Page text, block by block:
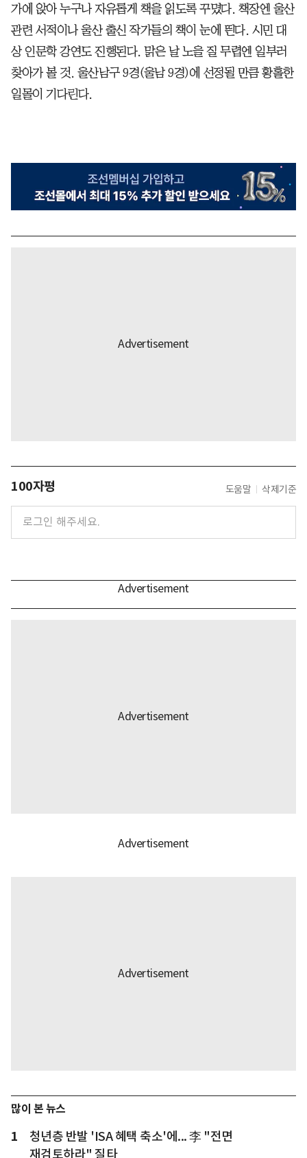
가에 앉아 누구나 자유롭게 책을 읽도록 꾸몄다. 책장엔 울산
관련 서적이나 울산 출신 작가들의 책이 눈에 띈다. 시민 대
상 인문학 강연도 진행된다. 맑은 날 노을 질 무렵엔 일부러
찾아가 볼 것. 울산남구 9경(울남 9경)에 선정될 만큼 황홀한
일몰이 기다린다.
100자평 도움말 삭제기준
많이 본 뉴스
1
청년층 반발 'ISA 혜택 축소'에... 李 "전면
재검토하라" 질타